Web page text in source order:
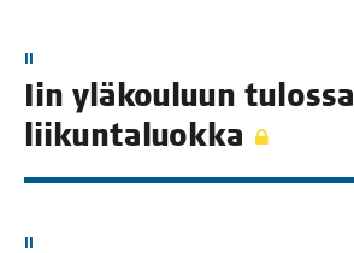
II
Iin ylä­kou­luun tulos­sa
liikuntaluokka
II